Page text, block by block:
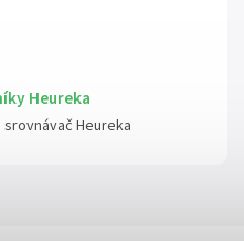
Heureka
Heureka